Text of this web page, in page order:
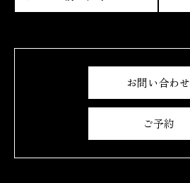
お問い合わせ
ご予約